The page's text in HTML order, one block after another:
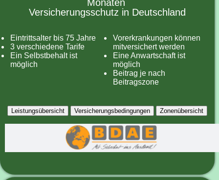
Monaten
Versicherungsschutz in Deutschland
Eintrittsalter bis 75 Jahre
3 verschiedene Tarife
Ein Selbstbehalt ist
möglich
Vorerkrankungen können
mitversichert werden
Eine Anwartschaft ist
möglich
Beitrag je nach
Beitragszone
Leistungsübersicht Versicherungsbedingungen Zonenübersicht